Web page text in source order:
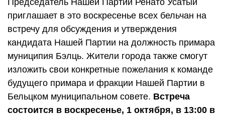
Председатель Нашей Партии Ренато Усатый
приглашает в это воскресенье всех бельчан на
встречу для обсуждения и утверждения
кандидата Нашей Партии на должность примара
муниципия Бэлць. Жители города также смогут
изложить свои конкретные пожелания к команде
будущего примара и фракции Нашей Партии в
Бельцком муниципальном совете. Встреча
состоится в воскресенье, 1 октября, в 13:00 в